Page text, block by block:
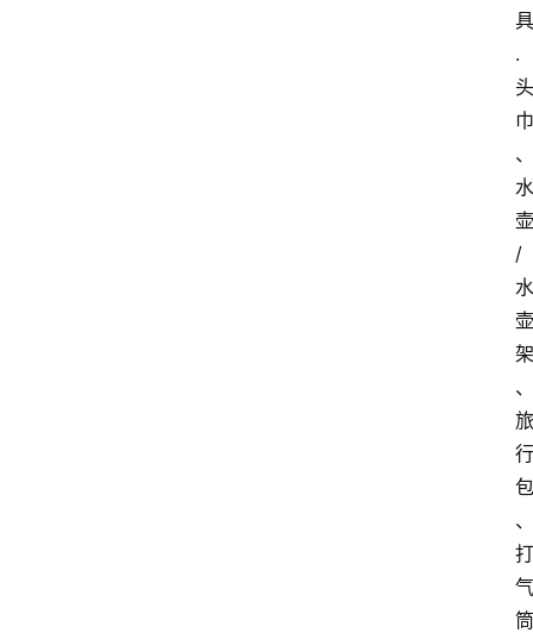
具
.
头
巾
、
水
壶
/
水
壶
架
、
旅
行
包
、
打
气
筒